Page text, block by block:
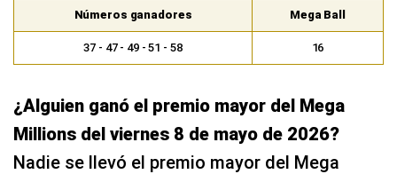
Números ganadores Mega Ball
37 - 47 - 49 - 51 - 58 16
¿Alguien ganó el premio mayor del Mega
Millions del viernes 8 de mayo de 2026?
Nadie se llevó el premio mayor del Mega